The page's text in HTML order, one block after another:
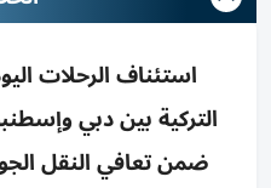
استئناف الرحلات
التركية بين دبي
ضمن تعافي النقل